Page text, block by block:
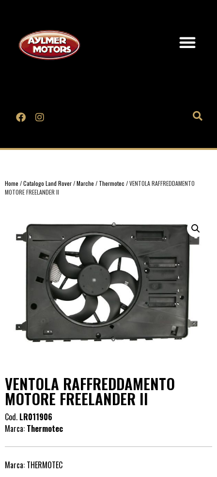
Home /Catalogo Land Rover/Marche / Thermotec / VENTOLA RAFFREDDAMENTO
MOTORE FREELANDER II
VENTOLA RAFFREDDAMENTO
MOTORE FREELANDER II
Cod. LR011906
Marca: Thermotec
Marca: THERMOTEC